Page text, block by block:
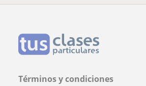
Términos y condiciones